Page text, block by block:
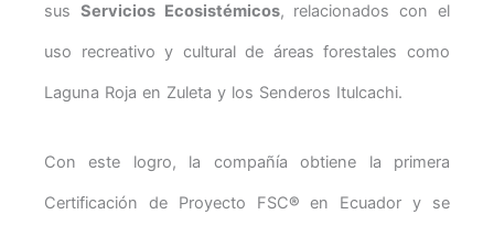
sus Servicios Ecosistémicos, relacionados con el
uso recreativo y cultural de áreas forestales como
Laguna Roja en Zuleta y los Senderos Itulcachi.
Con este logro, la compañía obtiene la primera
Certificación de Proyecto FSC® en Ecuador y se